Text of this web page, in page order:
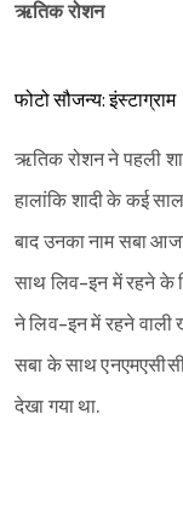
ऋतिक रोशन
फोटो सौजन्य: इंस्टाग्राम
ऋतिक रोशन ने पहली
हालांकि शादी के कई
बाद उनका नाम सबा
साथ लिव-इन में रहने के
ने लिव-इन में रहने वाली
सबा के साथ
देखा गया था.